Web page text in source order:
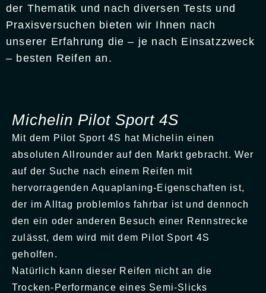
der Thematik und nach diversen Tests und
Praxisversuchen bieten wir Ihnen nach
unserer Erfahrung die – je nach Einsatzzweck
– besten Reifen an.
Michelin Pilot Sport 4S
Mit dem Pilot Sport 4S hat Michelin einen
absoluten Allrounder auf den Markt gebracht. Wer
auf der Suche nach einem Reifen mit
hervorragenden Aquaplaning-Eigenschaften ist,
der im Alltag problemlos fahrbar ist und dennoch
den ein oder anderen Besuch einer Rennstrecke
zulässt, dem wird mit dem Pilot Sport 4S
geholfen.
Natürlich kann dieser Reifen nicht an die
Trocken-Performance eines Semi-Slicks